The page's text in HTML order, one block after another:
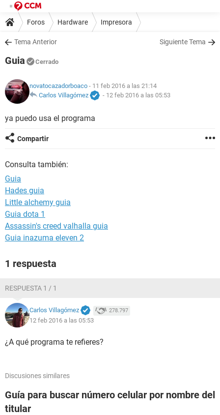
Foros Hardware Impresora
Tema Anterior Siguiente Tema
Guia Cerrado
novatocazadorboaco - 11 feb 2016 a las 21:14
Carlos Villagómez
- 12 feb 2016 a las 05:53
ya puedo usa el programa
Compartir
Consulta también:
Guia
Hades guia
Little alchemy guia
Guia dota 1
Assassin's creed valhalla guia
Guia inazuma eleven 2
1 respuesta
RESPUESTA 1 / 1
Carlos Villagómez 278.797
12 feb 2016 a las 05:53
¿A qué programa te refieres?
Discusiones similares
Guía para buscar número celular por nombre del
titular